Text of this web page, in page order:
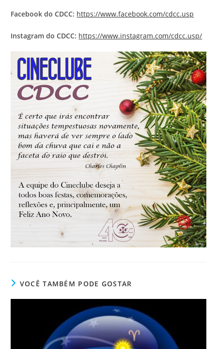
Facebook do CDCC: https://www.facebook.com/cdcc.usp
Instagram do CDCC: https://www.instagram.com/cdcc.usp/
VOCÊ TAMBÉM PODE GOSTAR